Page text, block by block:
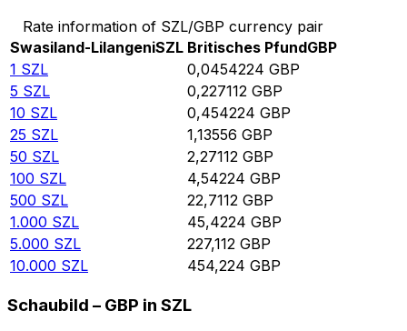
Rate information of SZL/GBP currency pair
Swasiland-LilangeniSZL Britisches PfundGBP
1 SZL 0,0454224 GBP
5 SZL 0,227112 GBP
10 SZL 0,454224 GBP
25 SZL 1,13556 GBP
50 SZL 2,27112 GBP
100 SZL 4,54224 GBP
500 SZL 22,7112 GBP
1.000 SZL 45,4224 GBP
5.000 SZL 227,112 GBP
10.000 SZL 454,224 GBP
Schaubild – GBP in SZL